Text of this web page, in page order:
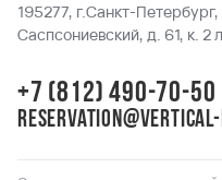
195277, г.Санкт-
Саспсониевский, д. 61, к. 2
+7 (812) 490-70-50